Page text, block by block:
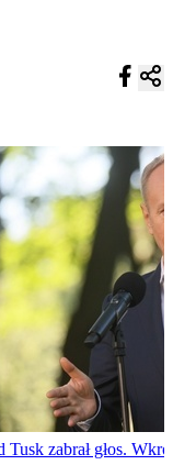
Tusk zabrał głos.